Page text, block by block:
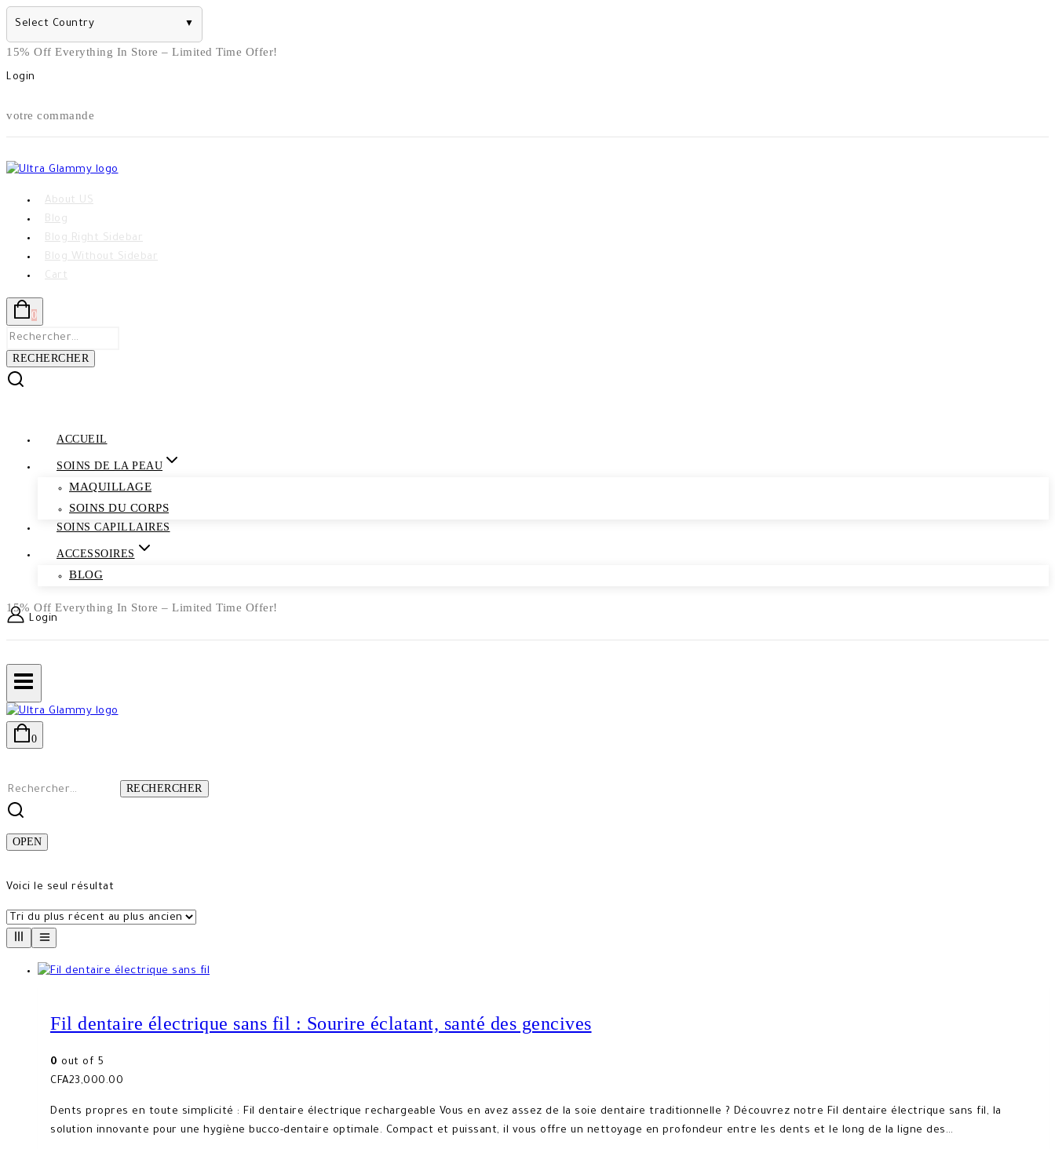
Select Country ▼
Skip
to
15% Off Everything In Store – Limited Time Offer!
Login
votre commande
About US
Blog
Blog Right Sidebar
Blog Without Sidebar
Cart
0
Rechercher :
ACCUEIL
SOINS DE LA PEAU
MAQUILLAGE
SOINS DU CORPS
SOINS CAPILLAIRES
ACCESSOIRES
BLOG
15% Off Everything In Store – Limited Time Offer!
Login
0
Rechercher :
OPEN
Voici le seul résultat
Fil dentaire électrique sans fil : Sourire éclatant, santé des gencives
0 out of 5
CFA23,000.00
Dents propres en toute simplicité : Fil dentaire électrique rechargeable Vous en avez assez de la soie dentaire traditionnelle ? Découvrez notre Fil dentaire électrique sans fil, la
solution innovante pour une hygiène bucco-dentaire optimale. Compact et puissant, il vous offre un nettoyage en profondeur entre les dents et le long de la ligne des…